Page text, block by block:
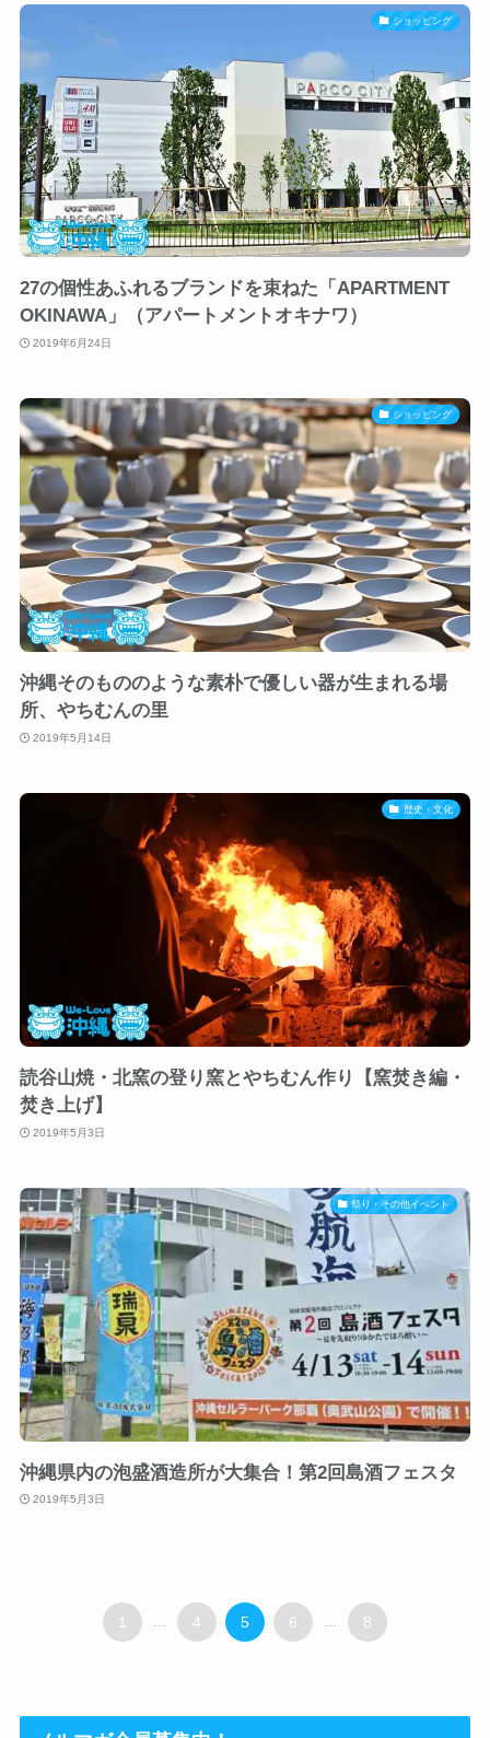
ショッピング
27の個性あふれるブランドを束ねた「APARTMENT
OKINAWA」（アパートメントオキナワ）
2019年6月24日
ショッピング
沖縄そのもののような素朴で優しい器が生まれる場
所、やちむんの里
2019年5月14日
歴史・文化
読谷山焼・北窯の登り窯とやちむん作り【窯焚き編・
焚き上げ】
2019年5月3日
祭り・その他イベント
沖縄県内の泡盛酒造所が大集合！第2回島酒フェスタ
2019年5月3日
1 4 5 6 8